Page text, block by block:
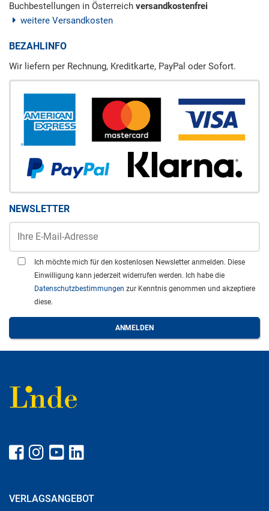
Buchbestellungen in Österreich versandkostenfrei
weitere Versandkosten
BEZAHLINFO
Wir liefern per Rechnung, Kreditkarte, PayPal oder Sofort.
NEWSLETTER
Ich möchte mich für den kostenlosen Newsletter anmelden. Diese
Einwilligung kann jederzeit widerrufen werden. Ich habe die
Datenschutzbestimmungen zur Kenntnis genommen und akzeptiere
diese.
VERLAGSANGEBOT